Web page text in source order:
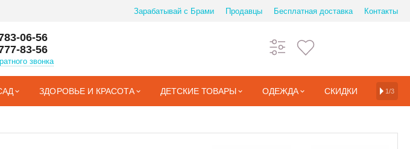
Зарабатывай с Брами Продавцы Бесплатная доставка Контакты
06-56
83-56
звонка
ЗДОРОВЬЕ И КРАСОТА ДЕТСКИЕ ТОВАРЫ ОДЕЖДА СКИДКИ 1/3